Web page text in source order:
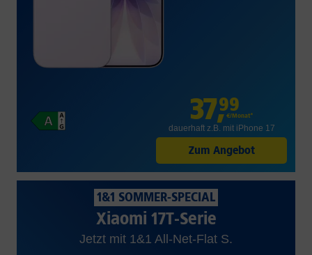
37,99
€/Monat*
dauerhaft z.B. mit iPhone 17
Zum Angebot
1&1 SOMMER-SPECIAL
Xiaomi 17T-Serie
Jetzt mit 1&1 All-Net-Flat S.